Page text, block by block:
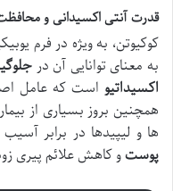
قدرت آنتی اکسیدانی و
کوکیوتن، به ویژه در فرم
به معنای توانایی آن در
اکسیداتیو است که عامل
ها و لیپیدها در برابر
پوستو کاهش علائم پیری